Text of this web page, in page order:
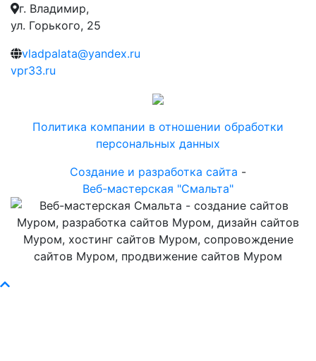
г. Владимир,
ул. Горького, 25
vladpalata@yandex.ru
vpr33.ru
Политика компании в отношении обработки
персональных данных
Создание и разработка сайта -
Веб-мастерская "Смальта"